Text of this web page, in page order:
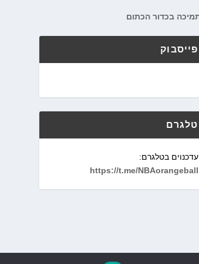
פייסבוק
טלגרם
עדכנוים בטלגרם:
https://t.me/NBAorangeball